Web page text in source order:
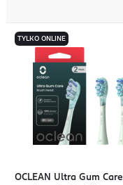
TYLKO ONLINE
OCLEAN Ultra Gum Care